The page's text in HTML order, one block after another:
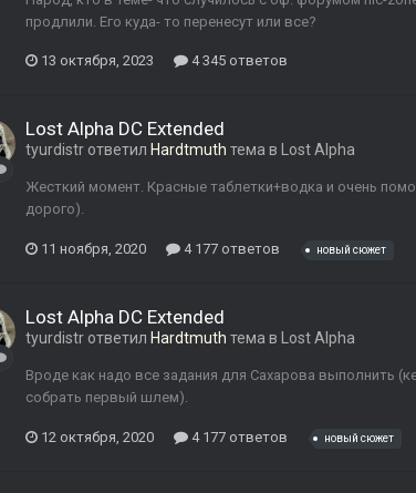
продлили. Его куда- то перенесут или все?
13 октября, 2023 4 345 ответов
Lost Alpha DC Extended
tyurdistr ответил Hardtmuth тема в Lost Alpha
Жесткий момент. Красные таблетки+водка и очень
дорого).
11 ноября, 2020 4 177 ответов новый сюжет
Lost Alpha DC Extended
tyurdistr ответил Hardtmuth тема в Lost Alpha
Вроде как надо все задания для Сахарова выполнить
собрать первый шлем).
12 октября, 2020 4 177 ответов новый сюжет